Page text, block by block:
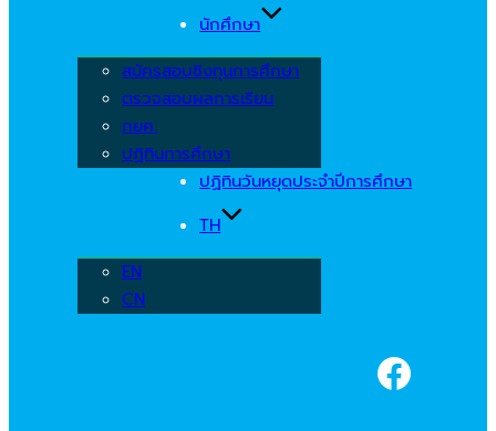
นักศึกษา
สมัครสอบชิงทุนการศึกษา
ตรวจสอบผลการเรียน
กยศ.
ปฏิทินการศึกษา
ปฏิทินวันหยุดประจำปีการศึกษา
TH
EN
CN